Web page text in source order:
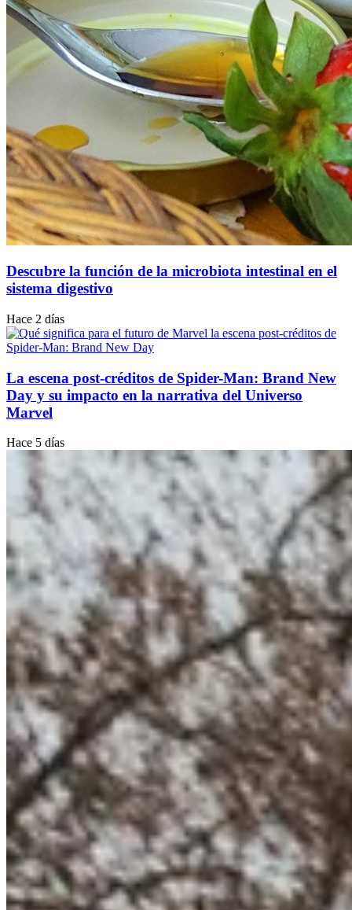
Descubre la función de la microbiota intestinal en el
sistema digestivo
Hace 2 días
La escena post-créditos de Spider-Man: Brand New
Day y su impacto en la narrativa del Universo
Marvel
Hace 5 días